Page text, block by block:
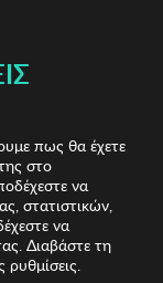
Ηλίου
πως θα έχετε
στο
να
στατιστικών,
να
Διαβάστε τη
ρυθμίσεις.